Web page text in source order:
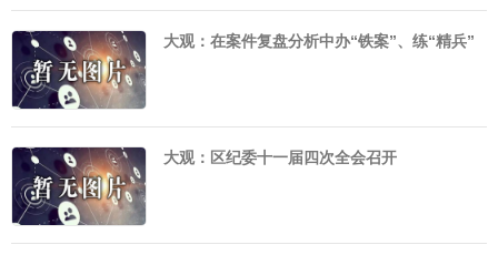
大观：在案件复盘分析中办“铁案”、练“精兵”
大观：区纪委十一届四次全会召开